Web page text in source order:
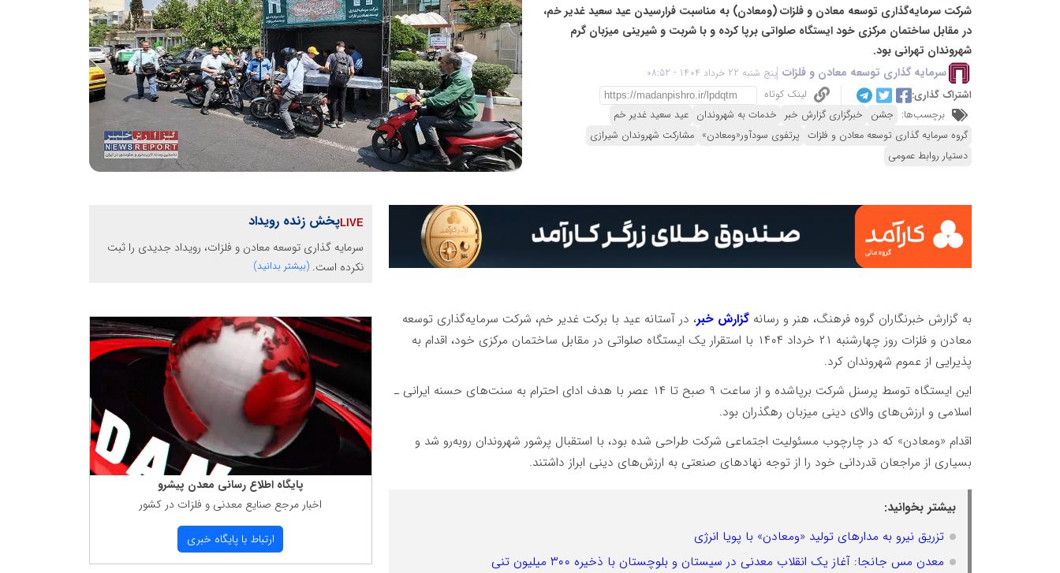
شرکت سرمایه‌گذاری توسعه معادن و فلزات (ومعادن) به مناسبت فرارسیدن عید سعید غدیر خم،
در مقابل ساختمان مرکزی خود ایستگاه صلواتی برپا کرده و با شربت و شیرینی میزبان گرم
شهروندان تهرانی بود.
سرمایه گذاری توسعه معادن و فلزات پنج شنبه 22 خرداد 1404 - 08:52
اشتراک گذاری:
لینک کوتاه
برچسب‌ها: جشن خبرگزاری گزارش خبر خدمات به شهروندان عید سعید غدیر خم
گروه سرمایه گذاری توسعه معادن و فلزات پرتفوی سودآور«ومعادن» مشارکت شهروندان شیرازی
دستیار روابط عمومی
به گزارش خبرنگاران گروه فرهنگ، هنر و رسانه گزارش خبر، در آستانه عید با برکت غدیر خم، شرکت سرمایه‌گذاری توسعه
معادن و فلزات روز چهارشنبه ۲۱ خرداد ۱۴۰۴ با استقرار یک ایستگاه صلواتی در مقابل ساختمان مرکزی خود، اقدام به
پذیرایی از عموم شهروندان کرد.
این ایستگاه توسط پرسنل شرکت برپاشده و از ساعت ۹ صبح تا ۱۴ عصر با هدف ادای احترام به سنت‌های حسنه ایرانی ـ
اسلامی و ارزش‌های والای دینی میزبان رهگذران بود.
اقدام «ومعادن» که در چارچوب مسئولیت اجتماعی شرکت طراحی شده بود، با استقبال پرشور شهروندان روبه‌رو شد و
بسیاری از مراجعان قدردانی خود را از توجه نهادهای صنعتی به ارزش‌های دینی ابراز داشتند.
بیشتر بخوانید:
تزریق نیرو به مدارهای تولید «ومعادن» با پویا انرژی
معدن مس جانجا: آغاز یک انقلاب معدنی در سیستان و بلوچستان با ذخیره ۳۰۰ میلیون تنی
پخش زنده رویداد
سرمایه گذاری توسعه معادن و فلزات، رویداد جدیدی را ثبت
نکرده است. (بیشتر بدانید)
پایگاه اطلاع رسانی معدن پیشرو
اخبار مرجع صنایع معدنی و فلزات در كشور
ارتباط با پایگاه خبری